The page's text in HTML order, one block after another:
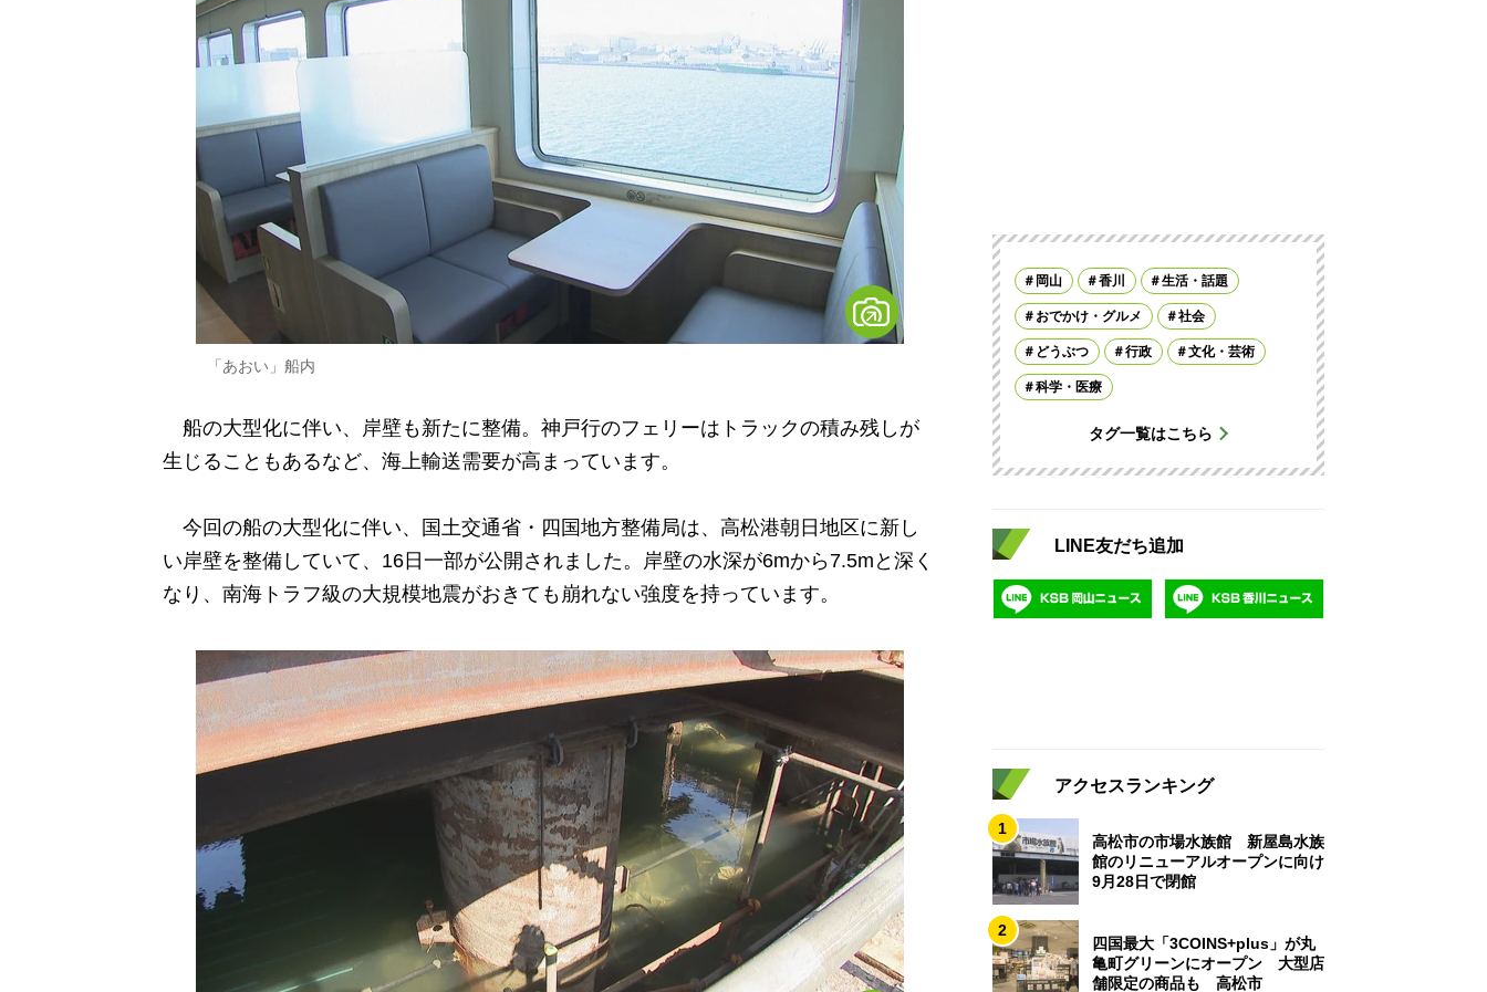
「あおい」船内
船の大型化に伴い、岸壁も新たに整備。神戸行のフェリーはトラックの積み残しが
生じることもあるなど、海上輸送需要が高まっています。
今回の船の大型化に伴い、国土交通省・四国地方整備局は、高松港朝日地区に新し
い岸壁を整備していて、16日一部が公開されました。岸壁の水深が6mから7.5mと深く
なり、南海トラフ級の大規模地震がおきても崩れない強度を持っています。
岡山 香川 生活・話題
おでかけ・グルメ 社会
どうぶつ 行政 文化・芸術
科学・医療
タグ一覧はこちら
LINE友だち追加
アクセスランキング
1
高松市の市場水族館 新屋島水族
館のリニューアルオープンに向け
9月28日で閉館
2
四国最大「3COINS+plus」が丸
亀町グリーンにオープン 大型店
舗限定の商品も 高松市